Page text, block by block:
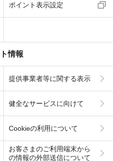
ポイント表示設定
情報
提供事業者等に関する表示
健全なサービスに向けて
Cookieの利用について
お客さまのご利用端末から
の情報の外部送信について